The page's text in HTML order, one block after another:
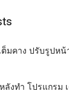
ต็มคาง ปรับรูปหน้
ลังทำ โปรแกรม